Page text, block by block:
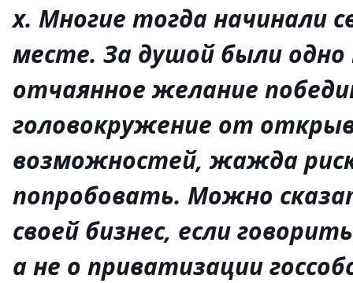
х. Многие тогда начинали
месте. За душой были
отчаянное желание
головокружение от
возможностей, жажда
попробовать. Можно
своей бизнес, если
а не о приватизации